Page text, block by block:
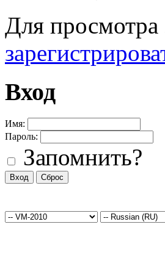
Для
Вход
Имя:
Пароль:
Запомнить?